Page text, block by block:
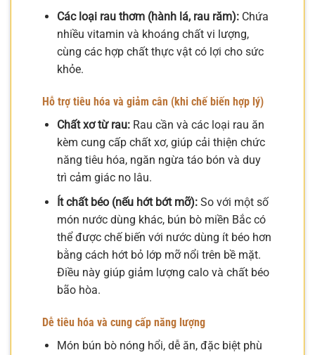
Các loại rau thơm (hành lá, rau răm):Chứa
nhiều vitamin và khoáng chất vi lượng,
cùng các hợp chất thực vật có lợi cho sức
khỏe.
Hỗ trợ tiêu hóa và giảm cân (khi chế biến hợp lý)
Chất xơ từ rau:Rau cần và các loại rau ăn
kèm cung cấp chất xơ, giúp cải thiện chức
năng tiêu hóa, ngăn ngừa táo bón và duy
trì cảm giác no lâu.
Ít chất béo (nếu hớt bớt mỡ):So với một số
món nước dùng khác, bún bò miền Bắc có
thể được chế biến với nước dùng ít béo hơn
bằng cách hớt bỏ lớp mỡ nổi trên bề mặt.
Điều này giúp giảm lượng calo và chất béo
bão hòa.
Dễ tiêu hóa và cung cấp năng lượng
Món bún bò nóng hổi, dễ ăn, đặc biệt phù